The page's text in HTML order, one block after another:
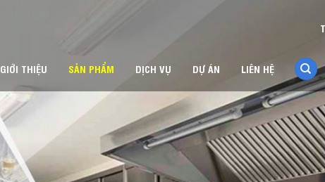
GIỚI THIỆU SẢN PHẨM DỊCH VỤ DỰ ÁN LIÊN HỆ